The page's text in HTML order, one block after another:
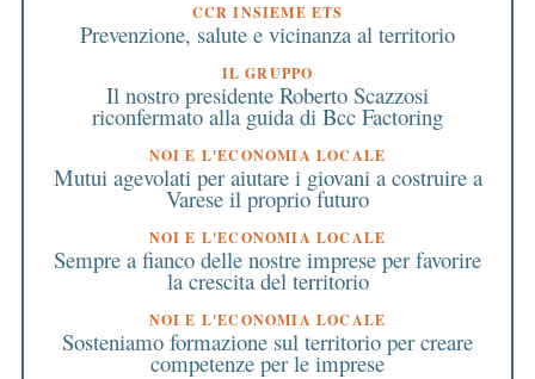
CCR INSIEME ETS
Prevenzione, salute e vicinanza al territorio
IL GRUPPO
Il nostro presidente Roberto Scazzosi
riconfermato alla guida di Bcc Factoring
NOI E L'ECONOMIA LOCALE
Mutui agevolati per aiutare i giovani a costruire a
Varese il proprio futuro
NOI E L'ECONOMIA LOCALE
Sempre a fianco delle nostre imprese per favorire
la crescita del territorio
NOI E L'ECONOMIA LOCALE
Sosteniamo formazione sul territorio per creare
competenze per le imprese